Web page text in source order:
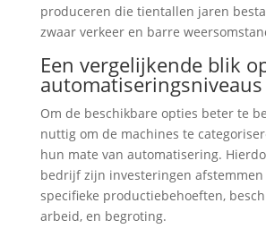
produceren die tientallen jaren
zwaar verkeer en barre
Een vergelijkende blik
automatiseringsniveaus
Om de beschikbare opties beter te
nuttig om de machines te
hun mate van automatisering.
bedrijf zijn investeringen afstemmen
specifieke productiebehoeften,
arbeid, en begroting.